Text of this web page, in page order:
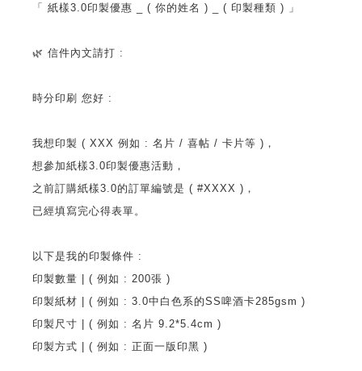
「 紙樣3.0印製優惠 _ ( 你的姓名 ) _ ( 印製種類 ) 」
🌿 信件內文請打 :
時分印刷 您好 :
我想印製 ( XXX 例如 : 名片 / 喜帖 / 卡片等 )，
想參加紙樣3.0印製優惠活動，
之前訂購紙樣3.0的訂單編號是 ( #XXXX )，
已經填寫完心得表單。
以下是我的印製條件 :
印製數量 | ( 例如 : 200張 )
印製紙材 | ( 例如 : 3.0中白色系的SS啤酒卡285gsm )
印製尺寸 | ( 例如 : 名片 9.2*5.4cm )
印製方式 | ( 例如 : 正面一版印黑 )